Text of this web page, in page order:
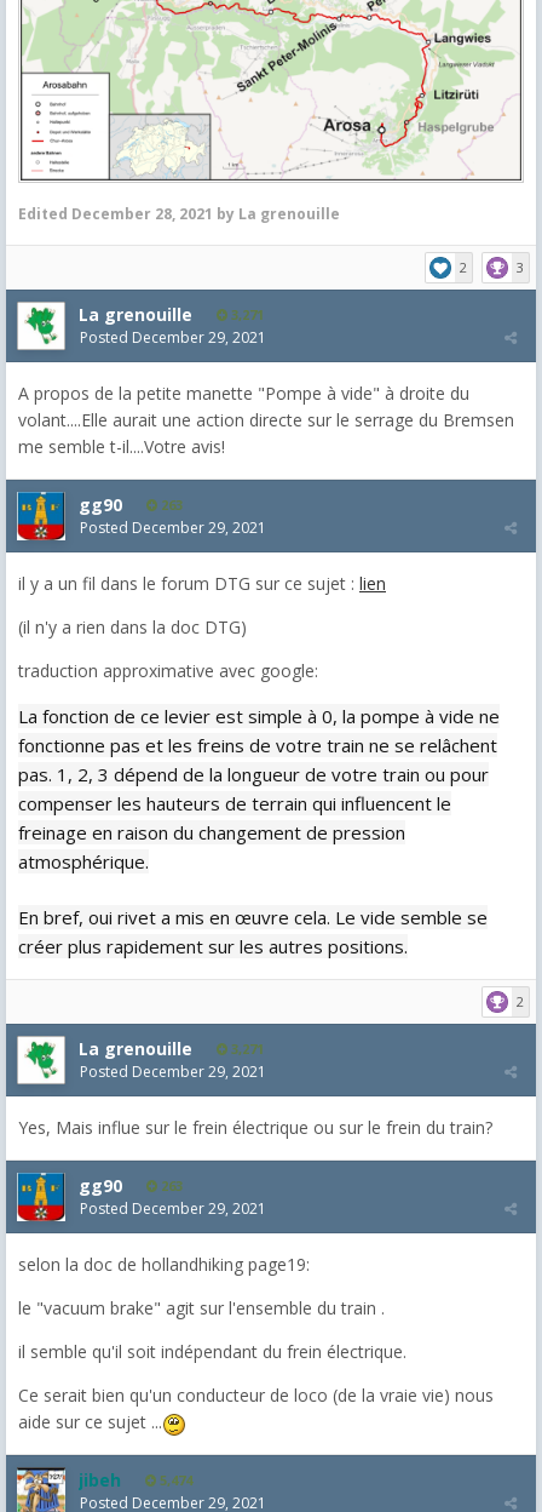
Edited December 28, 2021 by La grenouille
2 3
La grenouille 3,271
Posted December 29, 2021
A propos de la petite manette "Pompe à vide" à droite du
volant....Elle aurait une action directe sur le serrage du Bremsen
me semble t-il....Votre avis!
gg90 263
Posted December 29, 2021
il y a un fil dans le forum DTG sur ce sujet : lien
(il n'y a rien dans la doc DTG)
traduction approximative avec google:
La fonction de ce levier est simple à 0, la pompe à vide ne
fonctionne pas et les freins de votre train ne se relâchent
pas. 1, 2, 3 dépend de la longueur de votre train ou pour
compenser les hauteurs de terrain qui influencent le
freinage en raison du changement de pression
atmosphérique.
En bref, oui rivet a mis en œuvre cela. Le vide semble se
créer plus rapidement sur les autres positions.
2
La grenouille 3,271
Posted December 29, 2021
Yes, Mais influe sur le frein électrique ou sur le frein du train?
gg90 263
Posted December 29, 2021
selon la doc de hollandhiking page19:
le "vacuum brake" agit sur l'ensemble du train .
il semble qu'il soit indépendant du frein électrique.
Ce serait bien qu'un conducteur de loco (de la vraie vie) nous
aide sur ce sujet ...
jibeh 5,474
Posted December 29, 2021